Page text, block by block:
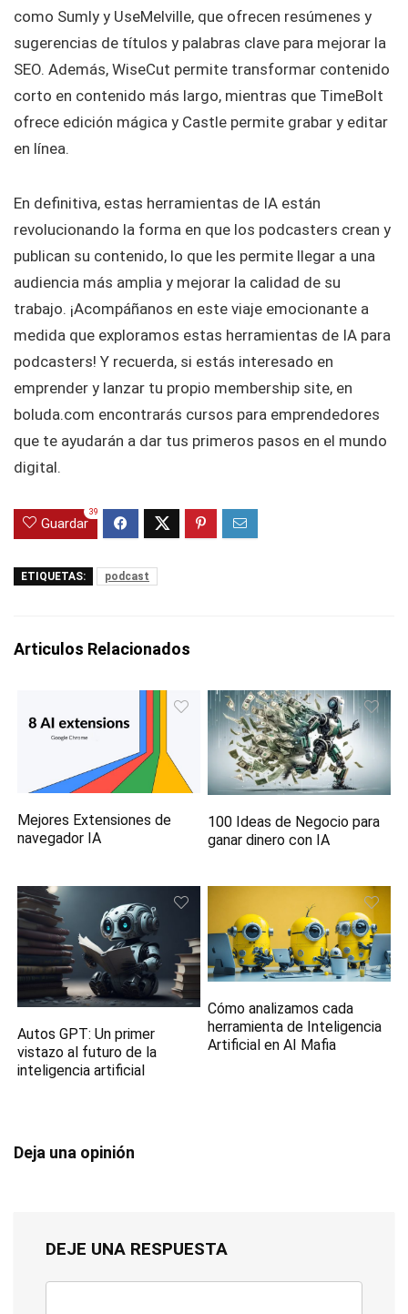
como Sumly y UseMelville, que ofrecen resúmenes y
sugerencias de títulos y palabras clave para mejorar la
SEO. Además, WiseCut permite transformar contenido
corto en contenido más largo, mientras que TimeBolt
ofrece edición mágica y Castle permite grabar y editar
en línea.
En definitiva, estas herramientas de IA están
revolucionando la forma en que los podcasters crean y
publican su contenido, lo que les permite llegar a una
audiencia más amplia y mejorar la calidad de su
trabajo. ¡Acompáñanos en este viaje emocionante a
medida que exploramos estas herramientas de IA para
podcasters! Y recuerda, si estás interesado en
emprender y lanzar tu propio membership site, en
boluda.com encontrarás cursos para emprendedores
que te ayudarán a dar tus primeros pasos en el mundo
digital.
Guardar
39
ETIQUETAS: podcast
Articulos Relacionados
Mejores Extensiones de
navegador IA
100 Ideas de Negocio para
ganar dinero con IA
Autos GPT: Un primer
vistazo al futuro de la
inteligencia artificial
Cómo analizamos cada
herramienta de Inteligencia
Artificial en AI Mafia
Deja una opinión
DEJE UNA RESPUESTA